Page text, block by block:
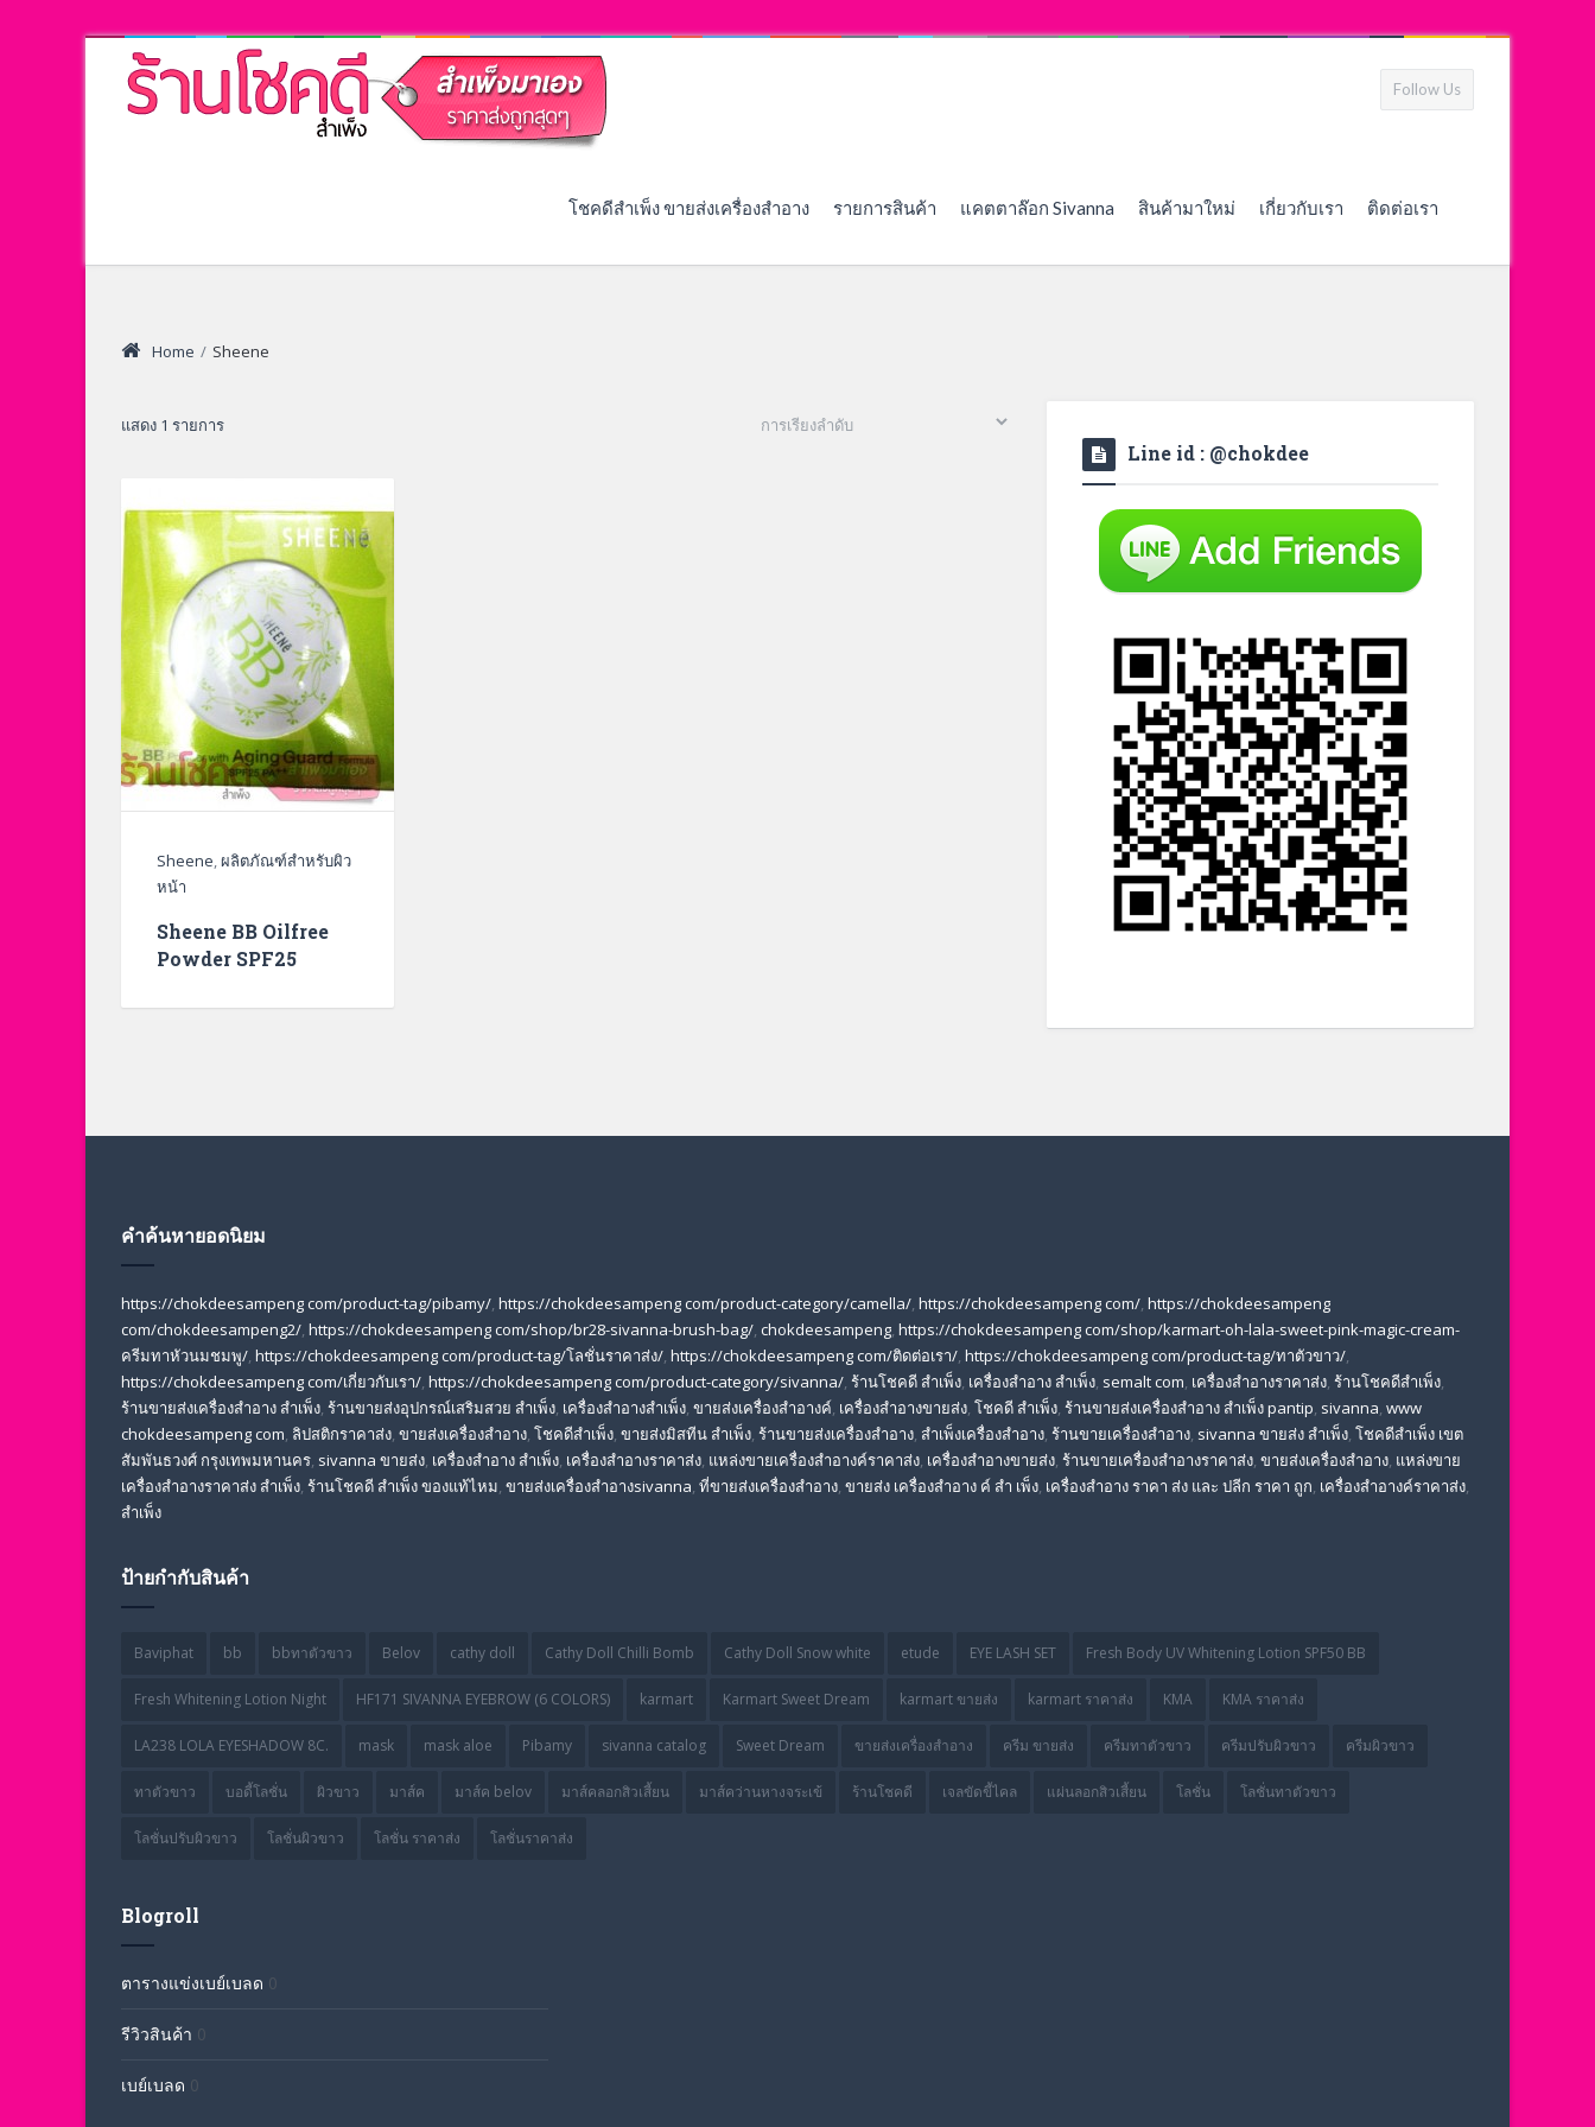
Follow Us
โชคดีสำเพ็ง ขายส่งเครื่องสำอาง รายการสินค้า แคตตาล๊อก Sivanna สินค้ามาใหม่ เกี่ยวกับเรา ติดต่อเรา
Home / Sheene
แสดง 1 รายการ
Sheene,ผลิตภัณฑ์สำหรับผิว
หน้า
Sheene BB Oilfree
Powder SPF25
Line id : @chokdee
คำค้นหายอดนิยม
https://chokdeesampeng com/product-tag/pibamy/, https://chokdeesampeng com/product-category/camella/, https://chokdeesampeng com/, https://chokdeesampeng
com/chokdeesampeng2/, https://chokdeesampeng com/shop/br28-sivanna-brush-bag/, chokdeesampeng, https://chokdeesampeng com/shop/karmart-oh-lala-sweet-pink-magic-cream-
ครีมทาหัวนมชมพู/, https://chokdeesampeng com/product-tag/โลชั่นราคาส่ง/, https://chokdeesampeng com/ติดต่อเรา/, https://chokdeesampeng com/product-tag/ทาตัวขาว/,
https://chokdeesampeng com/เกี่ยวกับเรา/, https://chokdeesampeng com/product-category/sivanna/, ร้านโชคดี สําเพ็ง, เครื่องสำอาง สำเพ็ง, semalt com, เครื่องสำอางราคาส่ง, ร้านโชคดีสำเพ็ง,
ร้านขายส่งเครื่องสําอาง สําเพ็ง, ร้านขายส่งอุปกรณ์เสริมสวย สําเพ็ง, เครื่องสำอางสำเพ็ง, ขายส่งเครื่องสำอางค์, เครื่องสำอางขายส่ง, โชคดี สําเพ็ง, ร้านขายส่งเครื่องสําอาง สําเพ็ง pantip, sivanna, www
chokdeesampeng com, ลิปสติกราคาส่ง, ขายส่งเครื่องสำอาง, โชคดีสำเพ็ง, ขายส่งมิสทีน สําเพ็ง, ร้านขายส่งเครื่องสำอาง, สําเพ็งเครื่องสําอาง, ร้านขายเครื่องสำอาง, sivanna ขายส่ง สําเพ็ง, โชคดีสำเพ็ง เขต
สัมพันธวงศ์ กรุงเทพมหานคร, sivanna ขายส่ง, เครื่องสําอาง สําเพ็ง, เครื่องสําอางราคาส่ง, แหล่งขายเครื่องสําอางค์ราคาส่ง, เครื่องสําอางขายส่ง, ร้านขายเครื่องสําอางราคาส่ง, ขายส่งเครื่องสําอาง, แหล่งขาย
เครื่องสําอางราคาส่ง สําเพ็ง, ร้านโชคดี สําเพ็ง ของแท้ไหม, ขายส่งเครื่องสําอางsivanna, ที่ขายส่งเครื่องสําอาง, ขายส่ง เครื่องสำอาง ค์ สำ เพ็ง, เครื่องสำอาง ราคา ส่ง และ ปลีก ราคา ถูก, เครื่องสำอางค์ราคาส่ง,
สำเพ็ง
ป้ายกำกับสินค้า
Baviphat bb bbทาตัวขาว Belov cathy doll Cathy Doll Chilli Bomb Cathy Doll Snow white etude EYE LASH SET Fresh Body UV Whitening Lotion SPF50 BB
Fresh Whitening Lotion Night HF171 SIVANNA EYEBROW (6 COLORS) karmart Karmart Sweet Dream karmart ขายส่ง karmart ราคาส่ง KMA KMA ราคาส่ง
LA238 LOLA EYESHADOW 8C. mask mask aloe Pibamy sivanna catalog Sweet Dream ขายส่งเครื่องสำอาง ครีม ขายส่ง ครีมทาตัวขาว ครีมปรับผิวขาว ครีมผิวขาว
ทาตัวขาว บอดี้โลชั่น ผิวขาว มาส์ค มาส์ค belov มาส์คลอกสิวเสี้ยน มาส์คว่านหางจระเข้ ร้านโชคดี เจลขัดขี้ไคล แผ่นลอกสิวเสี้ยน โลชั่น โลชั่นทาตัวขาว
โลชั่นปรับผิวขาว โลชั่นผิวขาว โลชั่น ราคาส่ง โลชั่นราคาส่ง
Blogroll
ตารางแข่งเบย์เบลด 0
รีวิวสินค้า 0
เบย์เบลด 0